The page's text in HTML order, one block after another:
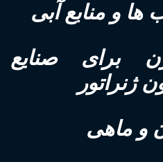
ها و منابع آبی
برای صنایع
ژنراتور
و ماهی